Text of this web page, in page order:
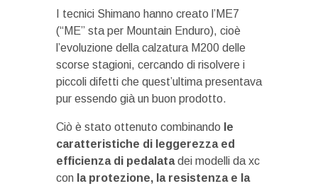
I tecnici Shimano hanno creato l’ME7
(“ME” sta per Mountain Enduro), cioè
l’evoluzione della calzatura M200 delle
scorse stagioni, cercando di risolvere i
piccoli difetti che quest’ultima presentava
pur essendo già un buon prodotto.
Ciò è stato ottenuto combinando le
caratteristiche di leggerezza ed
efficienza di pedalatadei modelli da xc
con la protezione, la resistenza e la